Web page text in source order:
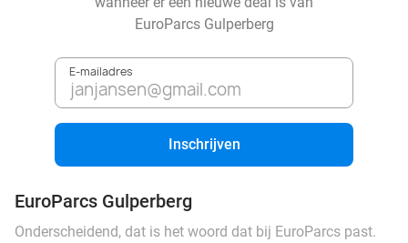
EuroParcs Gulperberg
E-mailadres
Inschrijven
EuroParcs Gulperberg
Onderscheidend, dat is het woord dat bij EuroParcs past.